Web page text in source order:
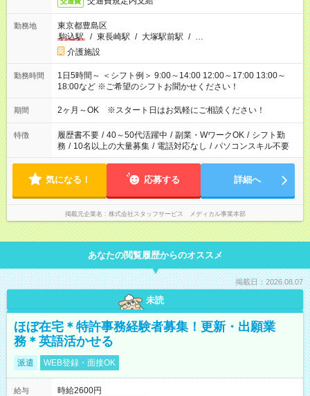
勤務地
東京都豊島区
駒込駅
/ 東長崎駅 / 大塚駅前駅 / …
介護施設
勤務時間
1日5時間～ ＜シフト例＞ 9:00～14:00 12:00～17:00 13:00～
18:00など ※ご希望のシフトお聞かせください！
期間 2ヶ月～OK ※スタート日はお気軽にご相談ください！
特徴 履歴書不要 / 40～50代活躍中 / 副業・WワークOK / シフト勤
務 / 10名以上の大量募集 / 電話対応なし / パソコンスキル不要
気になる！ 応募する 詳細へ
掲載元企業名 株式会社スタッフサービス メディカル事業本部
あなたの閲覧履歴からのオススメ
掲載日：2026.08.07
未読
ほぼ在宅＊特許事務経験者募集！更新・出願業
務＊英語活かせる
派遣 WEB登録・面接OK
給与
時給2600円